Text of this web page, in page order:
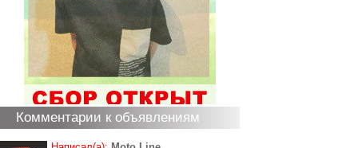
Комментарии к объявлениям